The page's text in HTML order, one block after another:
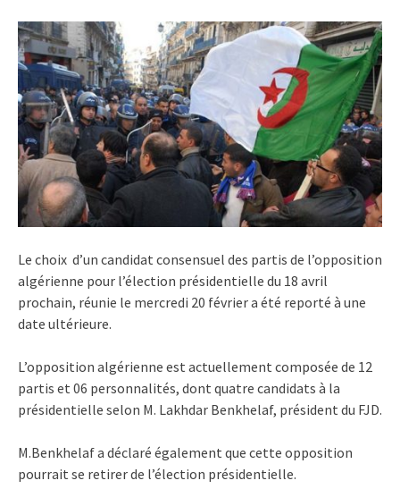
Le choix d’un candidat consensuel des partis de l’opposition
algérienne pour l’élection présidentielle du 18 avril
prochain, réunie le mercredi 20 février a été reporté à une
date ultérieure.
L’opposition algérienne est actuellement composée de 12
partis et 06 personnalités, dont quatre candidats à la
présidentielle selon M. Lakhdar Benkhelaf, président du FJD.
M.Benkhelaf a déclaré également que cette opposition
pourrait se retirer de l’élection présidentielle.